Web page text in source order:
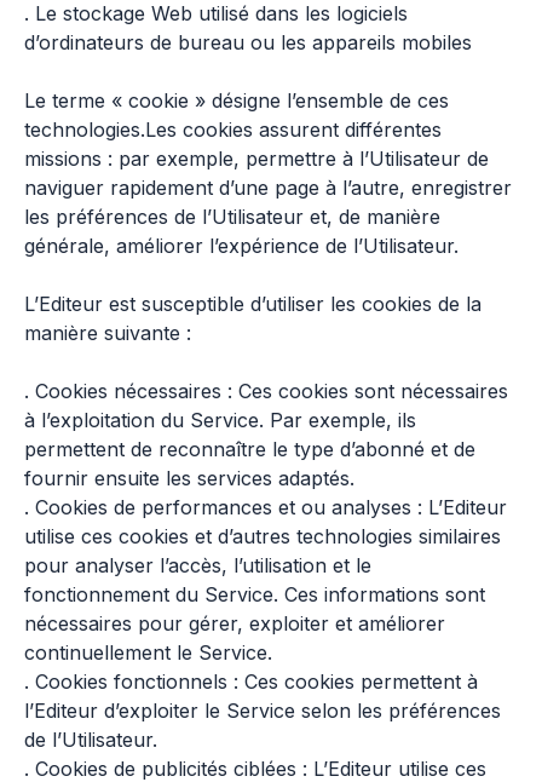
. Le stockage Web utilisé dans les logiciels
d’ordinateurs de bureau ou les appareils mobiles
Le terme « cookie » désigne l’ensemble de ces
technologies.Les cookies assurent différentes
missions : par exemple, permettre à l’Utilisateur de
naviguer rapidement d’une page à l’autre, enregistrer
les préférences de l’Utilisateur et, de manière
générale, améliorer l’expérience de l’Utilisateur.
L’Editeur est susceptible d’utiliser les cookies de la
manière suivante :
. Cookies nécessaires : Ces cookies sont nécessaires
à l’exploitation du Service. Par exemple, ils
permettent de reconnaître le type d’abonné et de
fournir ensuite les services adaptés.
. Cookies de performances et ou analyses : L’Editeur
utilise ces cookies et d’autres technologies similaires
pour analyser l’accès, l’utilisation et le
fonctionnement du Service. Ces informations sont
nécessaires pour gérer, exploiter et améliorer
continuellement le Service.
. Cookies fonctionnels : Ces cookies permettent à
l’Editeur d’exploiter le Service selon les préférences
de l’Utilisateur.
. Cookies de publicités ciblées : L’Editeur utilise ces